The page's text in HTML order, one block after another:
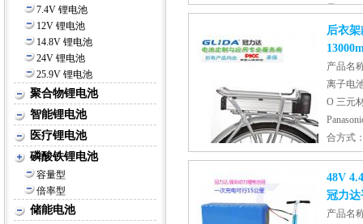
7.4V 锂电池
12V 锂电池
14.8V 锂电池
24V 锂电池
25.9V 锂电池
聚合物锂电池
智能锂电池
医疗锂电池
磷酸铁锂电池
容量型
倍率型
储能电池
量：
过充、过放、过流、短路、温
扭扭车、电动自行车、电动单
车、电动轮椅、电动观光车、
后衣
产品名
离子电
O 三元
合方式
48V
充、过充、过流、短路、温度
动自行车、电动单车、电动代
椅、电动观光车、高尔夫球车
48V
冠力
产品名